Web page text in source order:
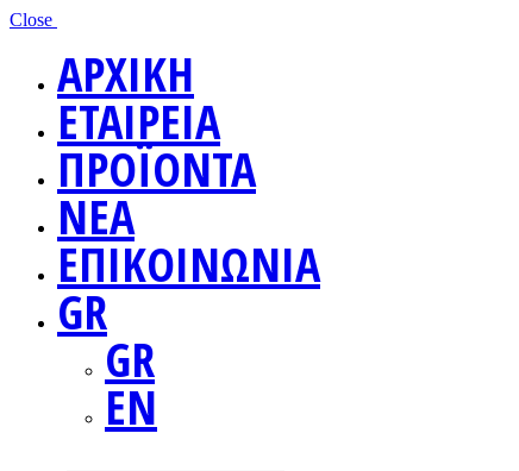
Close
ΑΡΧΙΚΗ
ΕΤΑΙΡΕΙΑ
ΠΡΟΪΟΝΤΑ
ΝΕΑ
ΕΠΙΚΟΙΝΩΝΙΑ
GR
GR
EN